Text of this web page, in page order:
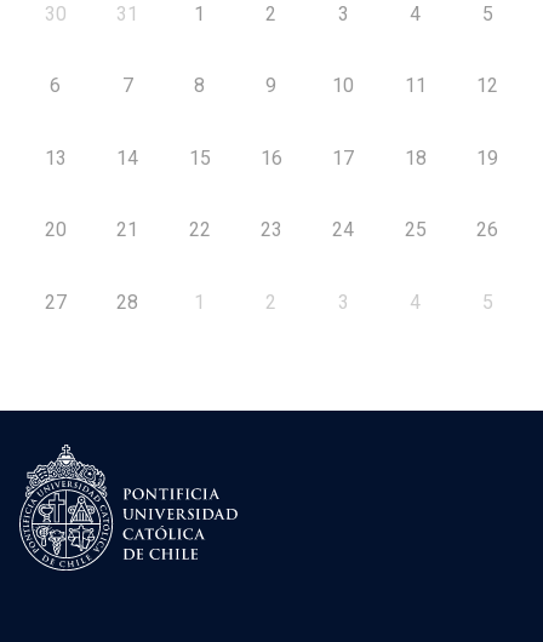
30 31 1 2 3 4 5
6 7 8 9 10 11 12
13 14 15 16 17 18 19
20 21 22 23 24 25 26
27 28 1 2 3 4 5